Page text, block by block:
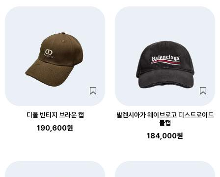
디올 빈티지 브라운 캡
190,600원
발렌시아가 웨이브로고 디스트로이드
볼캡
184,000원